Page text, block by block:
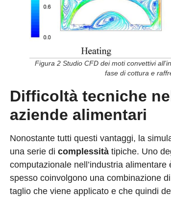
Figura 2 Studio CFD dei moti convettivi
fase di cottura e
Difficoltà tecniche
aziende alimentari
Nonostante tutti questi vantaggi, la
una serie di complessità tipiche. Uno
computazionale nell’industria
spesso coinvolgono una combinazione di
taglio che viene applicato e che quindi